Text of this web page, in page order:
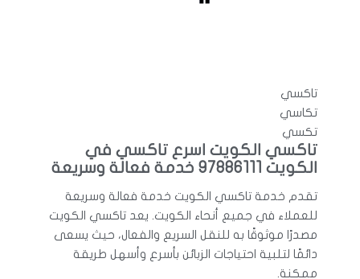
تاكسي
تكاسي
تكسي
تاكسي الكويت اسرع تاكسي في
الكويت 97886111 خدمة فعالة وسريعة
تقدم خدمة تاكسي الكويت خدمة فعالة وسريعة
للعملاء في جميع أنحاء الكويت. يعد تاكسي الكويت
مصدرًا موثوقًا به للنقل السريع والفعال، حيث يسعى
دائمًا لتلبية احتياجات الزبائن بأسرع وأسهل طريقة
ممكنة.